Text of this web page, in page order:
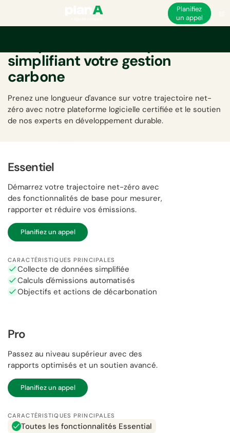
Planifiez
un appel
simplifiant votre gestion
carbone
Prenez une longueur d'avance sur votre trajectoire net-
zéro avec notre plateforme logicielle certifiée et le soutien
de nos experts en développement durable.
Essentiel
Démarrez votre trajectoire net-zéro avec
des fonctionnalités de base pour mesurer,
rapporter et réduire vos émissions.
Planifiez un appel
CARACTÉRISTIQUES PRINCIPALES
Collecte de données simplifiée
Calculs d'émissions automatisés
Objectifs et actions de décarbonation
Pro
Passez au niveau supérieur avec des
rapports optimisés et un soutien avancé.
Planifiez un appel
CARACTÉRISTIQUES PRINCIPALES
Toutes les fonctionnalités Essential